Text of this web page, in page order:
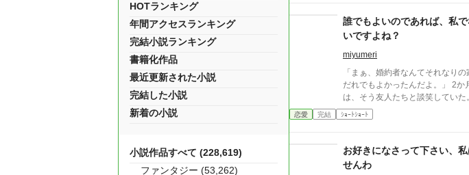
誰でもよいのであれば、私
いですよね？
miyumeri
「まぁ、婚約者なんてそれなり
だれでもよかったんだよ。」 2か
は、そう友人たちと談笑していた
でもいいんですね。だったら、
よね？ 最初、この馬鹿子息を主人公に書いていたの
うが 彼の心象を表現しやすいよ
こちらを先に 投稿いたしました
トーリーを投稿させていただきます。 お読み
恋愛 完結 ｼｮｰﾄｼｮｰﾄ
お好きになさって下さい、
せんわ
HOTランキング
年間アクセスランキング
完結小説ランキング
書籍化作品
最近更新された小説
完結した小説
新着の小説
小説作品すべて (228,619)
ファンタジー (53,262)